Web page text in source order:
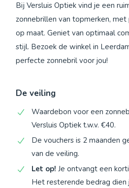
Bij Versluis Optiek vind je een
zonnebrillen van topmerken,
op maat. Geniet van optimaal
stijl. Bezoek de winkel in
perfecte zonnebril voor jou!
De veiling
Waardebon voor een
Versluis Optiek t.w.v. €40.
De vouchers is 2 maanden
van de veiling.
Let op! Je ontvangt een
Het resterende bedrag